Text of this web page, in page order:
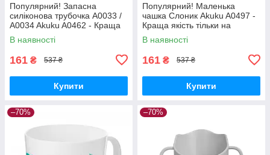
Популярний! Запасна
силіконова трубочка A0033 /
A0034 Akuku A0462 - Краща
якість тільки на
Nukleon.com.ua
В наявності
161 ₴ 537 ₴
Купити
Популярний! Маленька
чашка Слоник Akuku A0497 -
Краща якість тільки на
Nukleon.com.ua
В наявності
161 ₴ 537 ₴
Купити
–70% –70%